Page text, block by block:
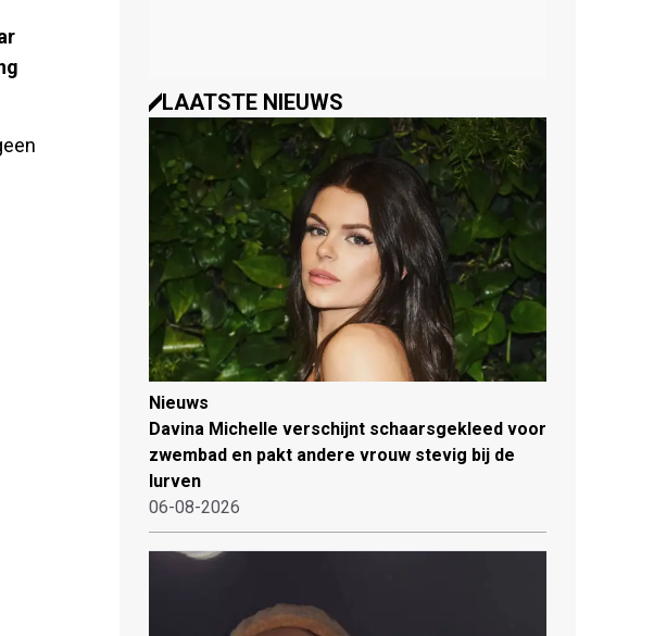
LAATSTE NIEUWS
Nieuws
Davina Michelle verschijnt schaarsgekleed voor
zwembad en pakt andere vrouw stevig bij de
lurven
06-08-2026